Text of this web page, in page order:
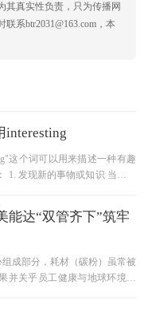
其真实性负责，只为传播网
系btr2031@163.com，本
interesting
这个词可以用来描述一种有趣
发现新的事物或知识 当你发
能达“双管齐下”筑牢
成部分，耗材（碳粉）虽常被
并关乎员工健康与地球环境。